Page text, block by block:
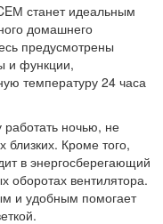
станет идеальным
домашнего
предусмотрены
и функции,
температуру 24 часа
работать ночью, не
Кроме того,
в энергосберегающий
оборотах вентилятора.
и удобным помогает